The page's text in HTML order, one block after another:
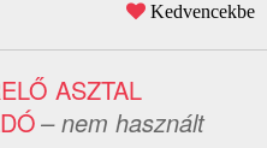
Kedvencekbe
ASZTAL
– nem használt